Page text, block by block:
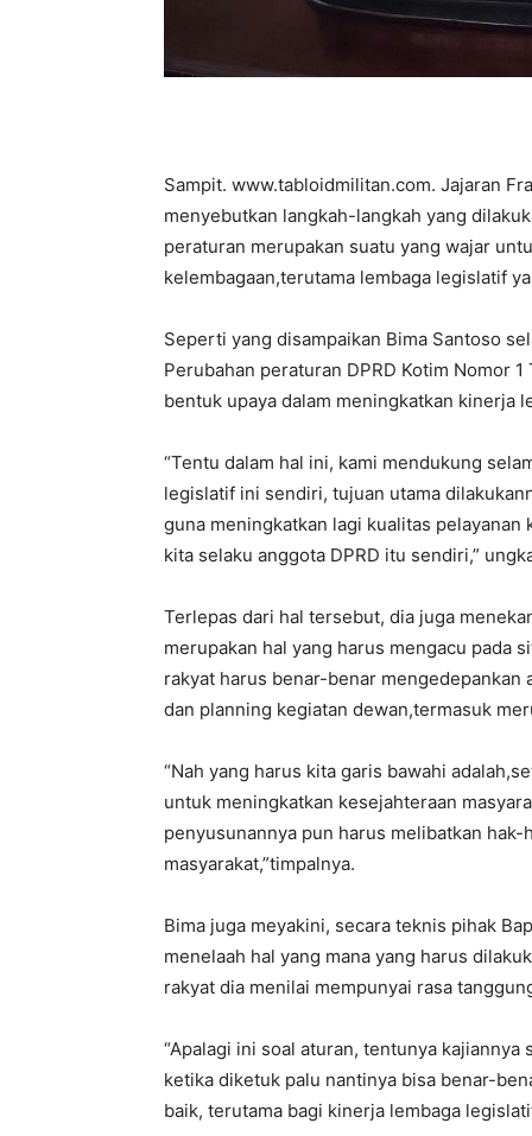
Sampit. www.tabloidmilitan.com. Jajaran
menyebutkan langkah-langkah yang
peraturan merupakan suatu yang wajar
kelembagaan,terutama lembaga legislatif
Seperti yang disampaikan Bima Santoso
Perubahan peraturan DPRD Kotim Nomor
bentuk upaya dalam meningkatkan kinerja
“Tentu dalam hal ini, kami mendukung
legislatif ini sendiri, tujuan utama
guna meningkatkan lagi kualitas
kita selaku anggota DPRD itu sendiri,”
Terlepas dari hal tersebut, dia juga
merupakan hal yang harus mengacu pada
rakyat harus benar-benar mengedepankan
dan planning kegiatan dewan,termasuk
“Nah yang harus kita garis bawahi
untuk meningkatkan kesejahteraan
penyusunannya pun harus melibatkan
masyarakat,”timpalnya.
Bima juga meyakini, secara teknis pihak
menelaah hal yang mana yang harus
rakyat dia menilai mempunyai rasa
“Apalagi ini soal aturan, tentunya
ketika diketuk palu nantinya bisa benar-
baik, terutama bagi kinerja lembaga